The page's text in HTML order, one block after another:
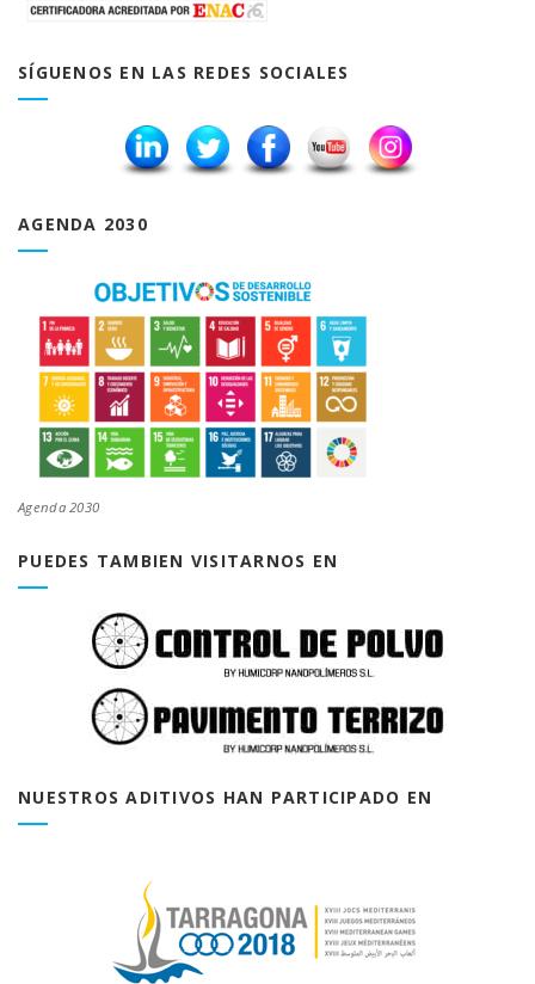
SÍGUENOS EN LAS REDES SOCIALES
AGENDA 2030
Agenda 2030
PUEDES TAMBIEN VISITARNOS EN
NUESTROS ADITIVOS HAN PARTICIPADO EN